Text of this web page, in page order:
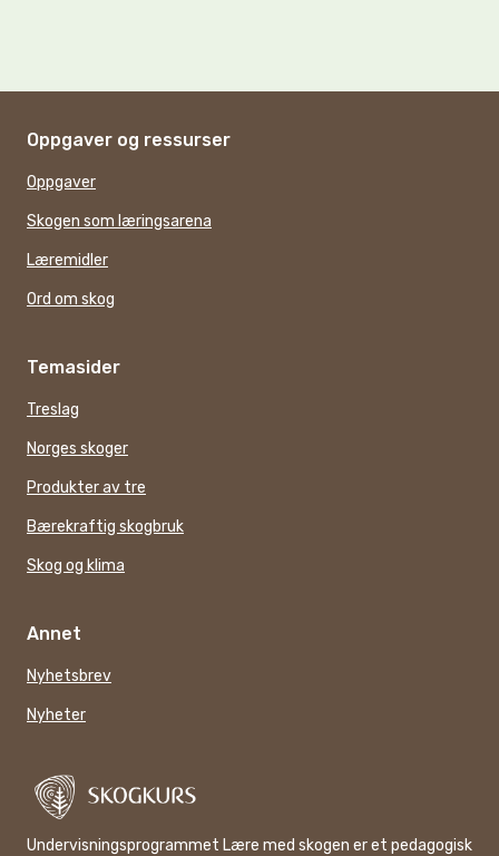
Oppgaver og ressurser
Oppgaver
Skogen som læringsarena
Læremidler
Ord om skog
Temasider
Treslag
Norges skoger
Produkter av tre
Bærekraftig skogbruk
Skog og klima
Annet
Nyhetsbrev
Nyheter
Undervisningsprogrammet Lære med skogen er et pedagogisk